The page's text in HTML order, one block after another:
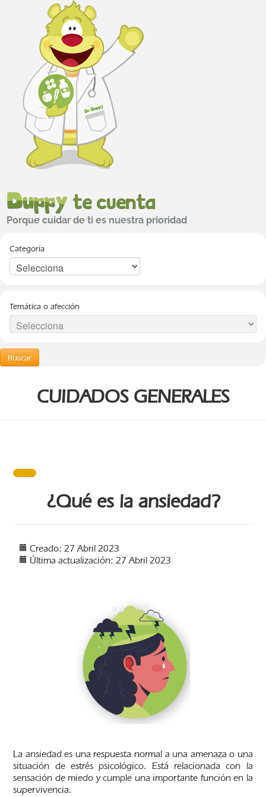
Categoría
Temática o afección
Buscar
CUIDADOS GENERALES
¿Qué es la ansiedad?
Creado: 27 Abril 2023
Última actualización: 27 Abril 2023
La ansiedad es una respuesta normal a una amenaza o una
situación de estrés psicológico. Está relacionada con la
sensación de miedo y cumple una importante función en la
supervivencia.